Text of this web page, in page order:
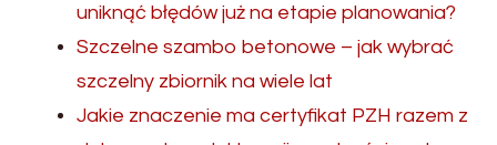
uniknąć błędów już na etapie planowania?
Szczelne szambo betonowe – jak wybrać
szczelny zbiornik na wiele lat
Jakie znaczenie ma certyfikat PZH razem z